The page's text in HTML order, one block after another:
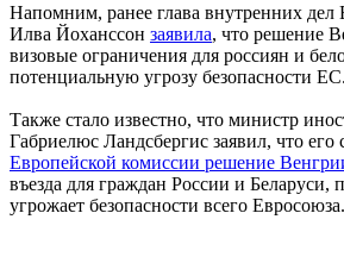
Напомним, ранее глава внутренних дел
Илва Йоханссон заявила, что решение
визовые ограничения для россиян и
потенциальную угрозу безопасности ЕС.
Также стало известно, что министр
Габриелюс Ландсбергис заявил, что его
Европейской комиссии решение
въезда для граждан России и Беларуси,
угрожает безопасности всего Евросоюза.